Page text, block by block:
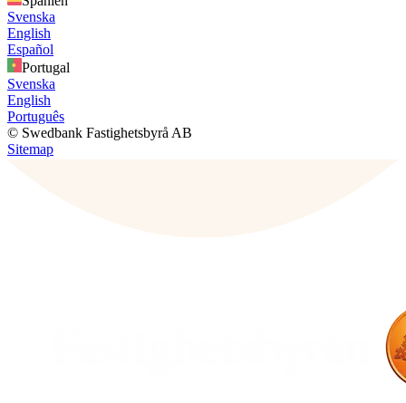
Svenska
English
Español
Portugal
Svenska
English
Português
© Swedbank Fastighetsbyrå AB
Sitemap